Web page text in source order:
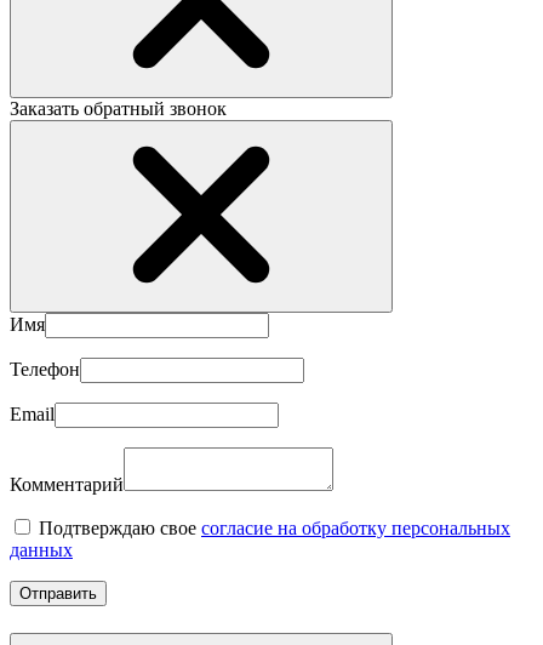
Заказать обратный звонок
Имя
Телефон
Email
Комментарий
Подтверждаю свое согласие на обработку персональных
данных
Отправить